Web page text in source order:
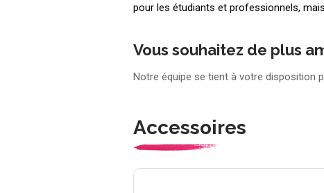
pour les étudiants et professionnels, mais
Vous souhaitez de plus
Notre équipe se tient à votre disposition
Accessoires